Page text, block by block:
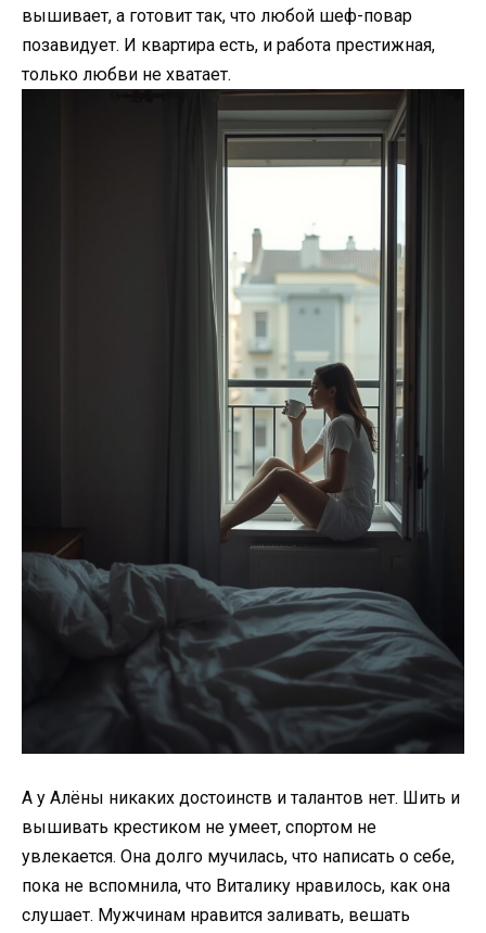
вышивает, а готовит так, что любой шеф-повар
позавидует. И квартира есть, и работа престижная,
только любви не хватает.
А у Алёны никаких достоинств и талантов нет. Шить и
вышивать крестиком не умеет, спортом не
увлекается. Она долго мучилась, что написать о себе,
пока не вспомнила, что Виталику нравилось, как она
слушает. Мужчинам нравится заливать, вешать